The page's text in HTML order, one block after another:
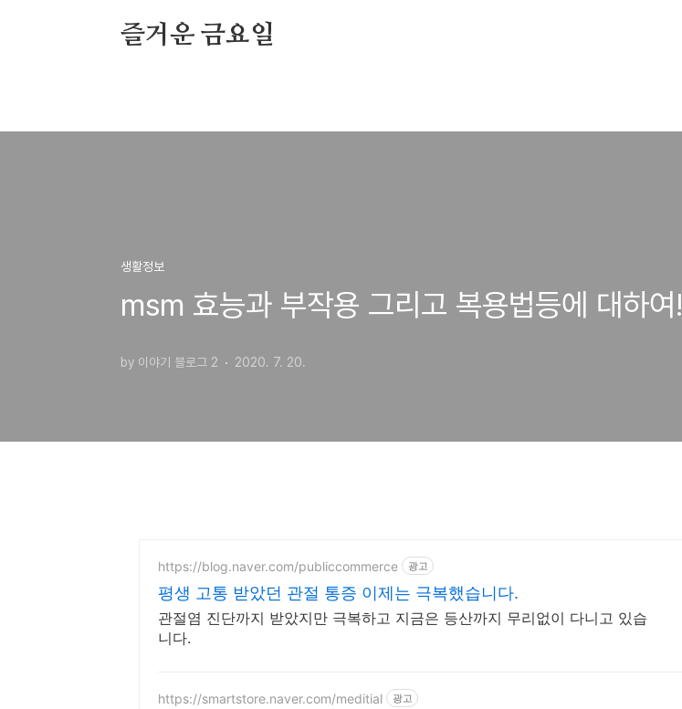
즐거운 금요일
생활정보
msm 효능과 부작용 그리고 복용법등에 대하여!
by 이야기 블로그 2 2020. 7. 20.
https://blog.naver.com/publiccommerce 광고
평생 고통 받았던 관절 통증 이제는 극복했습니다.
관절염 진단까지 받았지만 극복하고 지금은 등산까지 무리없이 다니고 있습
니다.
https://smartstore.naver.com/meditial 광고